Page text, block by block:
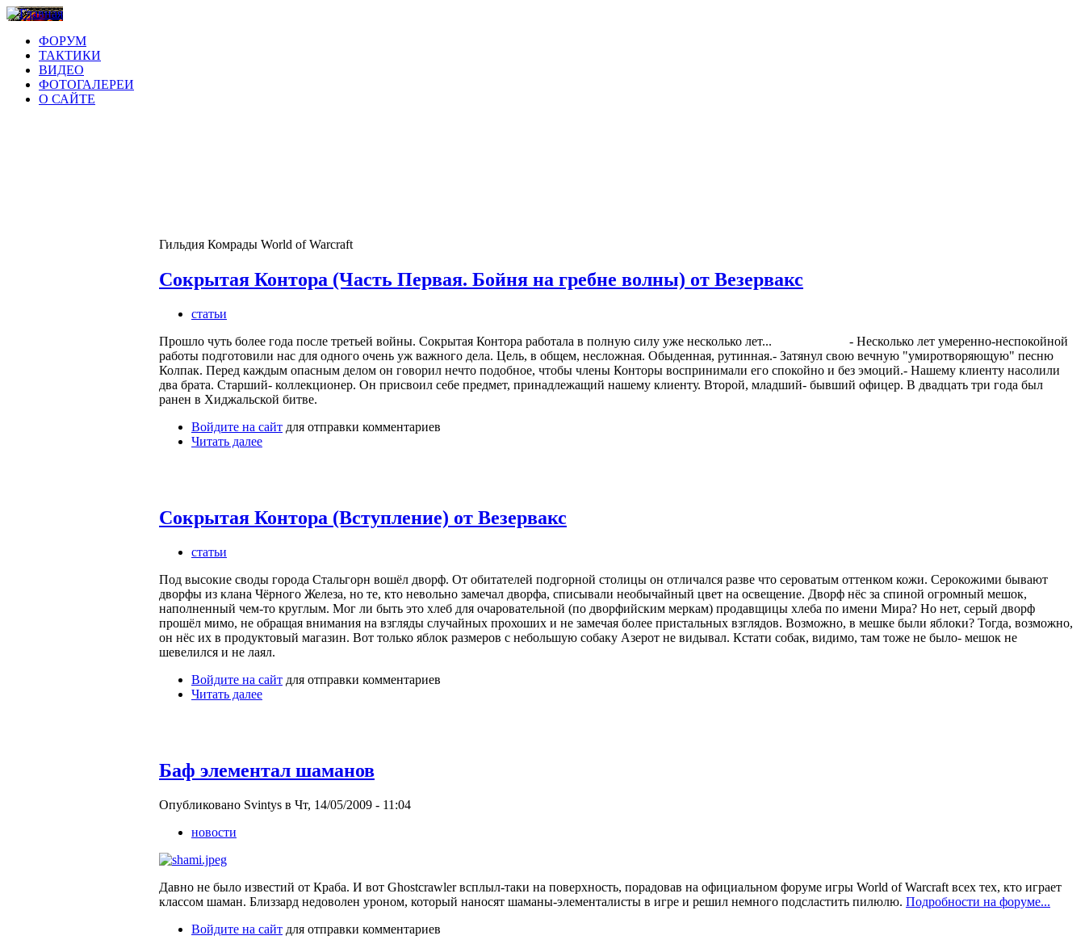
ФОРУМ
ТАКТИКИ
ВИДЕО
ФОТОГАЛЕРЕИ
О САЙТЕ
Гильдия Комрады World of Warcraft
Сокрытая Контора (Часть Первая. Бойня на гребне волны) от Везервакс
статьи
Прошло чуть более года после третьей войны. Сокрытая Контора работала в полную силу уже несколько лет... - Несколько лет умеренно-неспокойной
работы подготовили нас для одного очень уж важного дела. Цель, в общем, несложная. Обыденная, рутинная.- Затянул свою вечную "умиротворяющую" песню
Колпак. Перед каждым опасным делом он говорил нечто подобное, чтобы члены Конторы воспринимали его спокойно и без эмоций.- Нашему клиенту насолили
два брата. Старший- коллекционер. Он присвоил себе предмет, принадлежащий нашему клиенту. Второй, младший- бывший офицер. В двадцать три года был
ранен в Хиджальской битве.
Войдите на сайт для отправки комментариев
Читать далее
Сокрытая Контора (Вступление) от Везервакс
статьи
Под высокие своды города Стальгорн вошёл дворф. От обитателей подгорной столицы он отличался разве что сероватым оттенком кожи. Серокожими бывают
дворфы из клана Чёрного Железа, но те, кто невольно замечал дворфа, списывали необычайный цвет на освещение. Дворф нёс за спиной огромный мешок,
наполненный чем-то круглым. Мог ли быть это хлеб для очаровательной (по дворфийским меркам) продавщицы хлеба по имени Мира? Но нет, серый дворф
прошёл мимо, не обращая внимания на взгляды случайных прохоших и не замечая более пристальных взглядов. Возможно, в мешке были яблоки? Тогда, возможно,
он нёс их в продуктовый магазин. Вот только яблок размеров с небольшую собаку Азерот не видывал. Кстати собак, видимо, там тоже не было- мешок не
шевелился и не лаял.
Войдите на сайт для отправки комментариев
Читать далее
Баф элементал шаманов
Опубликовано Svintys в Чт, 14/05/2009 - 11:04
новости
Давно не было известий от Краба. И вот Ghostcrawler всплыл-таки на поверхность, порадовав на официальном форуме игры World of Warcraft всех тех, кто играет
классом шаман. Близзард недоволен уроном, который наносят шаманы-элементалисты в игре и решил немного подсластить пилюлю. Подробности на форуме...
Войдите на сайт для отправки комментариев